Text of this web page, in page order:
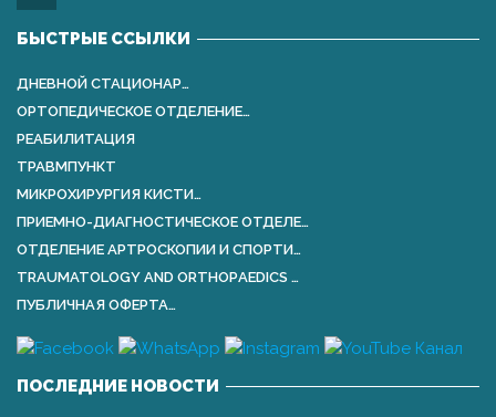
БЫСТРЫЕ ССЫЛКИ
ДНЕВНОЙ СТАЦИОНАР…
ОРТОПЕДИЧЕСКОЕ ОТДЕЛЕНИЕ…
РЕАБИЛИТАЦИЯ
ТРАВМПУНКТ
МИКРОХИРУРГИЯ КИСТИ…
ПРИЕМНО-ДИАГНОСТИЧЕСКОЕ ОТДЕЛЕ…
ОТДЕЛЕНИЕ АРТРОСКОПИИ И СПОРТИ…
TRAUMATOLOGY AND ORTHOPАEDICS …
ПУБЛИЧНАЯ ОФЕРТА…
ПОСЛЕДНИЕ НОВОСТИ